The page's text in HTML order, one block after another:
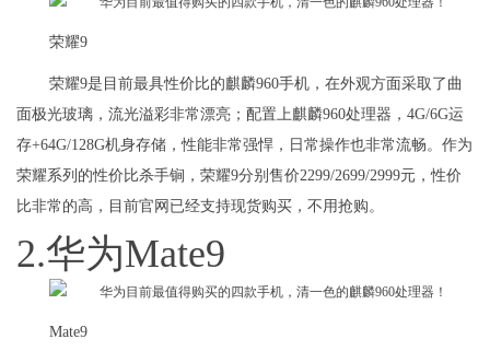
荣耀9
荣耀9是目前最具性价比的麒麟960手机，在外观方面采取了曲
面极光玻璃，流光溢彩非常漂亮；配置上麒麟960处理器，4G/6G运
存+64G/128G机身存储，性能非常强悍，日常操作也非常流畅。作为
荣耀系列的性价比杀手锏，荣耀9分别售价2299/2699/2999元，性价
比非常的高，目前官网已经支持现货购买，不用抢购。
2.华为Mate9
Mate9